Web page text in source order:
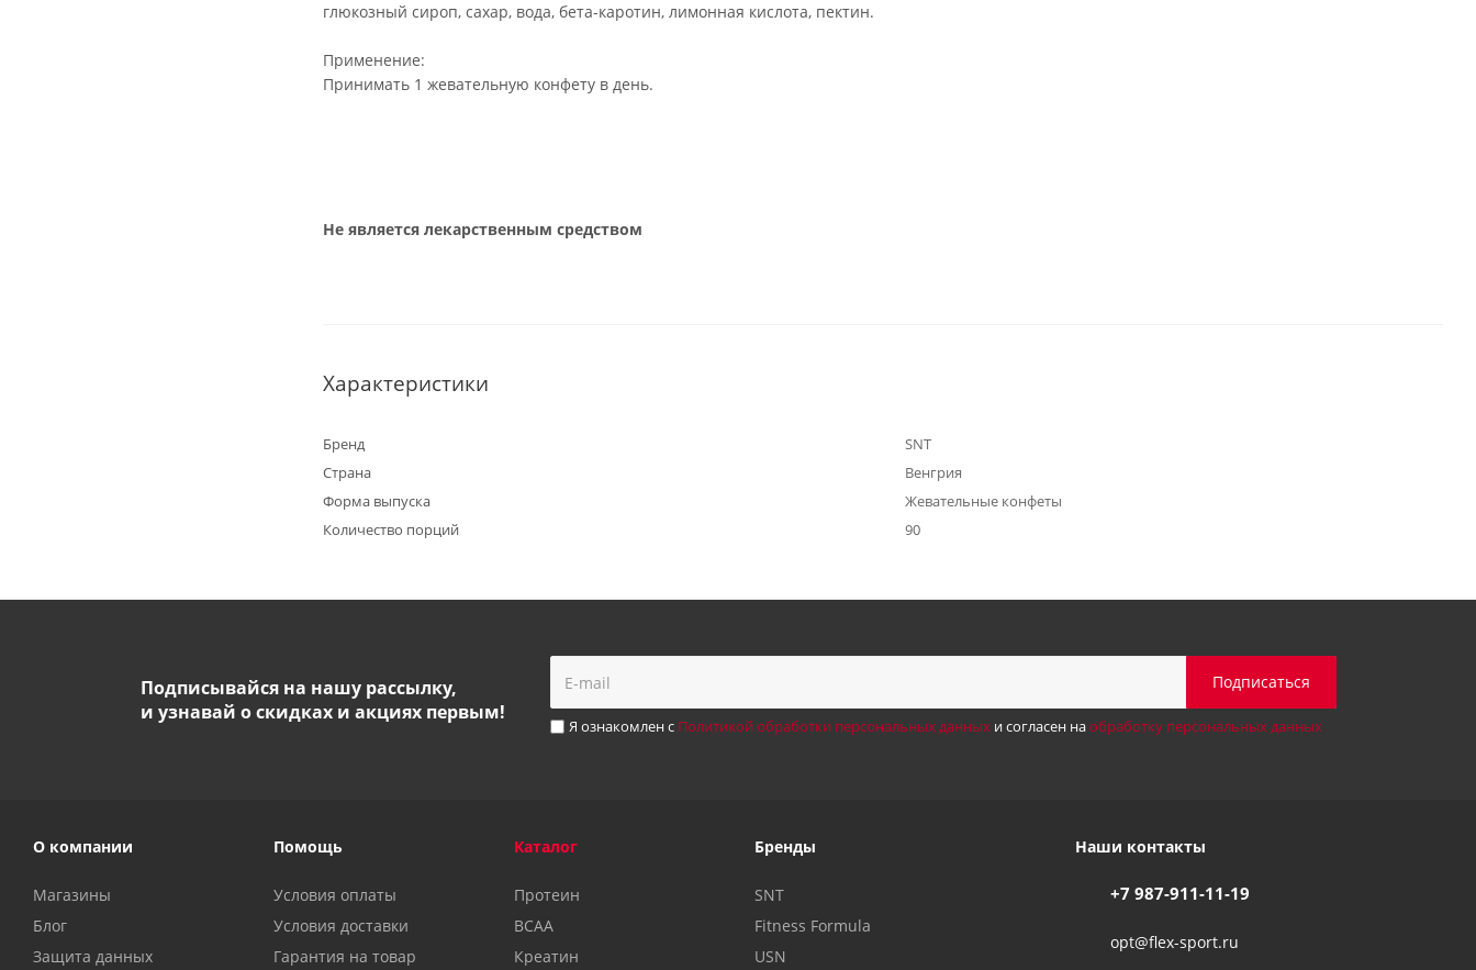
глюкозный сироп, сахар, вода, бета-каротин, лимонная кислота, пектин.
Применение:
Принимать 1 жевательную конфету в день.
Не является лекарственным средством
Характеристики
Бренд
SNT
Страна
Венгрия
Форма выпуска
Жевательные конфеты
Количество порций
90
Подписывайся на нашу рассылку,
и узнавай о скидках и акциях первым!
Я ознакомлен с Политикой обработки персональных данныхи согласен наобработку персональных данных
О компании
Магазины
Блог
Защита данных
Помощь
Условия оплаты
Условия доставки
Гарантия на товар
Каталог
Протеин
BCAA
Креатин
Бренды
SNT
Fitness Formula
USN
Наши контакты
+7 987-911-11-19
opt@flex-sport.ru